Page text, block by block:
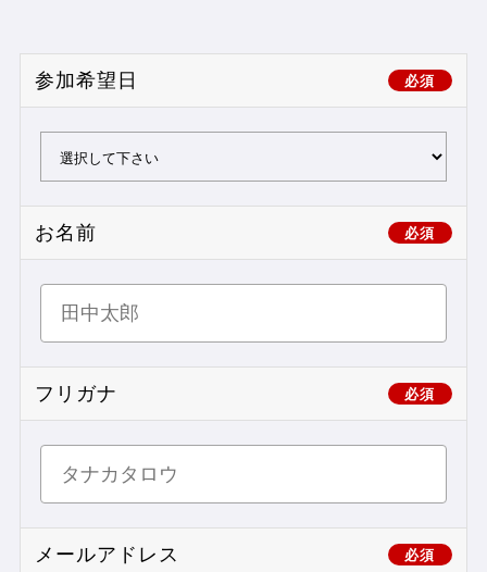
必須
参加希望日
必須
お名前
必須
フリガナ
必須
メールアドレス